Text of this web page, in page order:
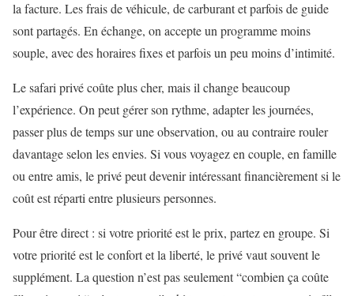
la facture. Les frais de véhicule, de carburant et parfois de guide
sont partagés. En échange, on accepte un programme moins
souple, avec des horaires fixes et parfois un peu moins d’intimité.
Le safari privé coûte plus cher, mais il change beaucoup
l’expérience. On peut gérer son rythme, adapter les journées,
passer plus de temps sur une observation, ou au contraire rouler
davantage selon les envies. Si vous voyagez en couple, en famille
ou entre amis, le privé peut devenir intéressant financièrement si le
coût est réparti entre plusieurs personnes.
Pour être direct : si votre priorité est le prix, partez en groupe. Si
votre priorité est le confort et la liberté, le privé vaut souvent le
supplément. La question n’est pas seulement “combien ça coûte